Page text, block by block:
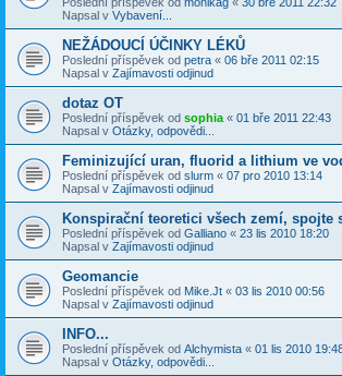
Napsal v Vybavení...
NEŽÁDOUCÍ ÚČINKY LÉKŮ
Poslední příspěvek od petra « 06 bře 2011 02:15
Napsal v Zajímavosti odjinud
dotaz OT
Poslední příspěvek od sophia « 01 bře 2011 22:43
Napsal v Otázky, odpovědi...
Feminizující uran, fluorid a lithium ve
Poslední příspěvek od slurm « 07 pro 2010 13:14
Napsal v Zajímavosti odjinud
Konspirační teoretici všech zemí, spojte
Poslední příspěvek od Galliano « 23 lis 2010 18:20
Napsal v Zajímavosti odjinud
Geomancie
Poslední příspěvek od Mike.Jt « 03 lis 2010 00:56
Napsal v Zajímavosti odjinud
INFO...
Poslední příspěvek od Alchymista « 01 lis 2010
Napsal v Otázky, odpovědi...